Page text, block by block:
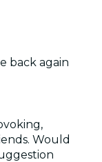
back again
Would